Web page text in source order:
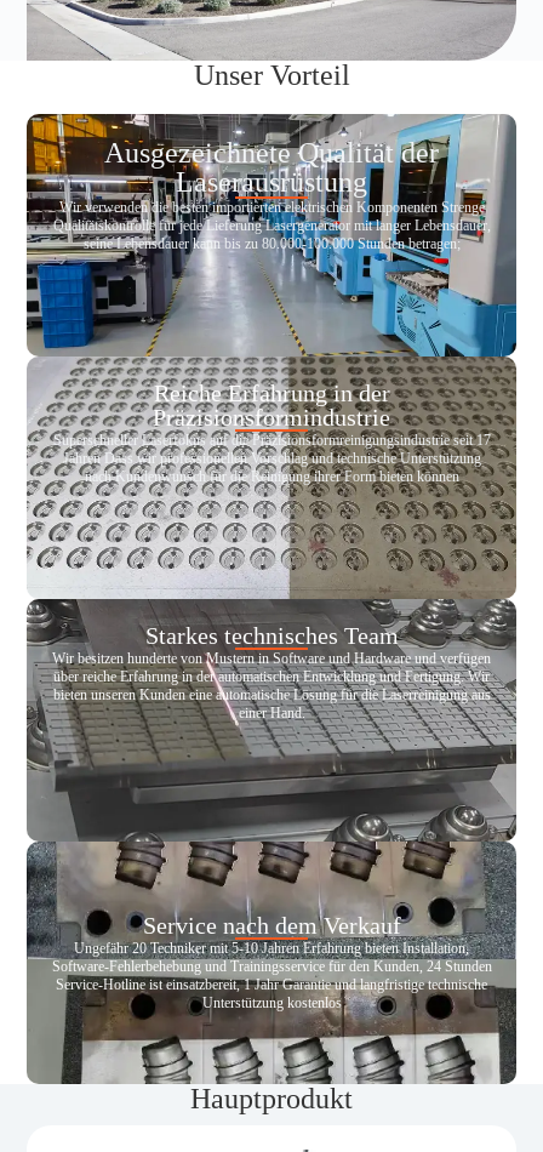
Unser Vorteil
Ausgezeichnete Qualität der
Laserausrüstung
Wir verwenden die besten importierten elektrischen Komponenten Strenge
Qualitätskontrolle für jede Lieferung Lasergenerator mit langer Lebensdauer,
seine Lebensdauer kann bis zu 80.000-100.000 Stunden betragen;
Reiche Erfahrung in der
Präzisionsformindustrie
Superschneller Laserfokus auf die Präzisionsformreinigungsindustrie seit 17
Jahren Dass wir professionellen Vorschlag und technische Unterstützung
nach Kundenwunsch für die Reinigung ihrer Form bieten können
Starkes technisches Team
Wir besitzen hunderte von Mustern in Software und Hardware und verfügen
über reiche Erfahrung in der automatischen Entwicklung und Fertigung. Wir
bieten unseren Kunden eine automatische Lösung für die Laserreinigung aus
einer Hand.
Service nach dem Verkauf
Ungefähr 20 Techniker mit 5-10 Jahren Erfahrung bieten Installation,
Software-Fehlerbehebung und Trainingsservice für den Kunden, 24 Stunden
Service-Hotline ist einsatzbereit, 1 Jahr Garantie und langfristige technische
Unterstützung kostenlos
Hauptprodukt